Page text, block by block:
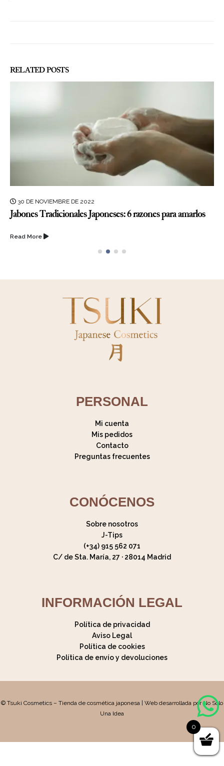
RELATEDPOSTS
30 DE NOVIEMBRE DE 2022
Jabones Tradicionales Japoneses: 6 razones para amarlos
Read More
PERSONAL
Mi cuenta
Mis pedidos
Contacto
Preguntas frecuentes
CONÓCENOS
Sobre nosotros
J-Tips
(+34) 915 562 071
C/ de Sta. María, 27 · 28014 Madrid
INFORMACIÓN LEGAL
Política de privacidad
Aviso Legal
Política de cookies
Política de envío y devoluciones
© Tsuki Cosmetics – Tienda de cosmética japonesa | Web desarrollada por No Solo
Una Idea
0